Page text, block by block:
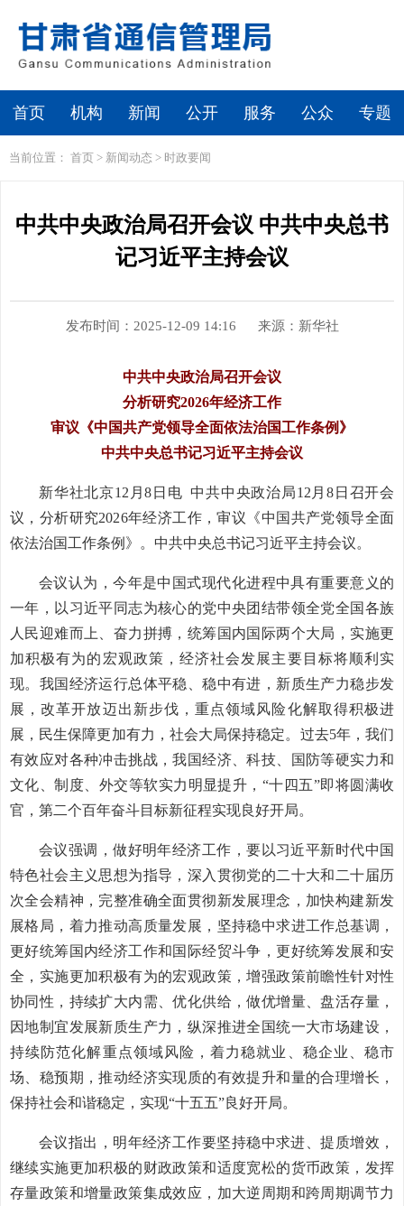
首页 机构 新闻 公开 服务 公众 专题
当前位置： 首页 > 新闻动态 > 时政要闻
中共中央政治局召开会议 中共中央总书
记习近平主持会议
发布时间：2025-12-09 14:16 来源：新华社
中共中央政治局召开会议
分析研究2026年经济工作
审议《中国共产党领导全面依法治国工作条例》
中共中央总书记习近平主持会议
新华社北京12月8日电 中共中央政治局12月8日召开会
议，分析研究2026年经济工作，审议《中国共产党领导全面
依法治国工作条例》。中共中央总书记习近平主持会议。
会议认为，今年是中国式现代化进程中具有重要意义的
一年，以习近平同志为核心的党中央团结带领全党全国各族
人民迎难而上、奋力拼搏，统筹国内国际两个大局，实施更
加积极有为的宏观政策，经济社会发展主要目标将顺利实
现。我国经济运行总体平稳、稳中有进，新质生产力稳步发
展，改革开放迈出新步伐，重点领域风险化解取得积极进
展，民生保障更加有力，社会大局保持稳定。过去5年，我们
有效应对各种冲击挑战，我国经济、科技、国防等硬实力和
文化、制度、外交等软实力明显提升，“十四五”即将圆满收
官，第二个百年奋斗目标新征程实现良好开局。
会议强调，做好明年经济工作，要以习近平新时代中国
特色社会主义思想为指导，深入贯彻党的二十大和二十届历
次全会精神，完整准确全面贯彻新发展理念，加快构建新发
展格局，着力推动高质量发展，坚持稳中求进工作总基调，
更好统筹国内经济工作和国际经贸斗争，更好统筹发展和安
全，实施更加积极有为的宏观政策，增强政策前瞻性针对性
协同性，持续扩大内需、优化供给，做优增量、盘活存量，
因地制宜发展新质生产力，纵深推进全国统一大市场建设，
持续防范化解重点领域风险，着力稳就业、稳企业、稳市
场、稳预期，推动经济实现质的有效提升和量的合理增长，
保持社会和谐稳定，实现“十五五”良好开局。
会议指出，明年经济工作要坚持稳中求进、提质增效，
继续实施更加积极的财政政策和适度宽松的货币政策，发挥
存量政策和增量政策集成效应，加大逆周期和跨周期调节力